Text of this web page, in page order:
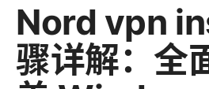
Nord vpn
骤详解：全